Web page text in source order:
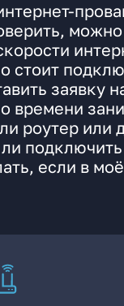
стоит
заявку
времени
роутер или
подключить
если в